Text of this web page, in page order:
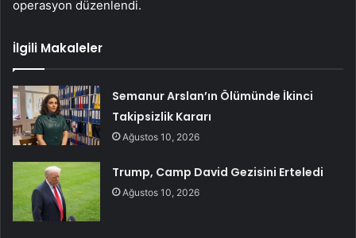
operasyon düzenlendi.
İlgili Makaleler
Semanur Arslan’ın Ölümünde İkinci
Takipsizlik Kararı
Ağustos 10, 2026
Trump, Camp David Gezisini Erteledi
Ağustos 10, 2026